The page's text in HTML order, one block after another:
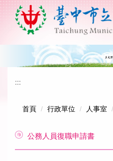
:::
首頁 行政單位 人事室
公務人員復職申請書